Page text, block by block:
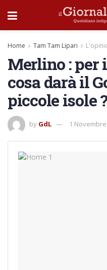
Home Tam Tam Lipari
Merlino : per
cosa darà il
piccole isole ?
by GdL 1